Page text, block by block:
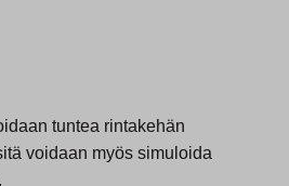
tuntea rintakehän
voidaan myös simuloida